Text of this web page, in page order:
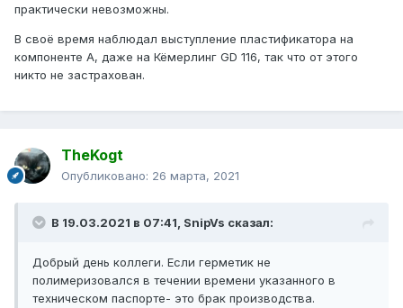
практически невозможны.
В своё время наблюдал выступление пластификатора на
компоненте А, даже на Кёмерлинг GD 116, так что от этого
никто не застрахован.
TheKogt
Опубликовано: 26 марта, 2021
В 19.03.2021 в 07:41, SnipVs сказал:
Добрый день коллеги. Если герметик не
полимеризовался в течении времени указанного в
техническом паспорте- это брак производства.